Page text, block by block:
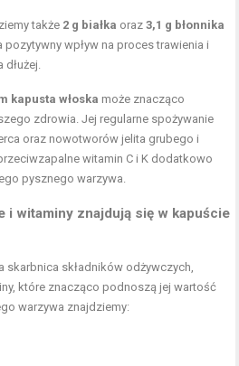
także 2 g białka oraz3,1 g błonnika
wpływ na proces trawienia i
dłużej.
kapusta włoska może znacząco
zdrowia. Jej regularne spożywanie
oraz nowotworów jelita grubego i
witamin C i K dodatkowo
pysznego warzywa.
i witaminy znajdują się w kapuście
skarbnica składników odżywczych,
które znacząco podnoszą jej wartość
warzywa znajdziemy: